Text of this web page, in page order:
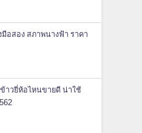
อสอง สภาพนางฟ้า ราคา
าวยี่ห้อไหนขายดี น่าใช้